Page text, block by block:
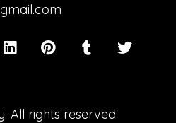
All rights reserved.